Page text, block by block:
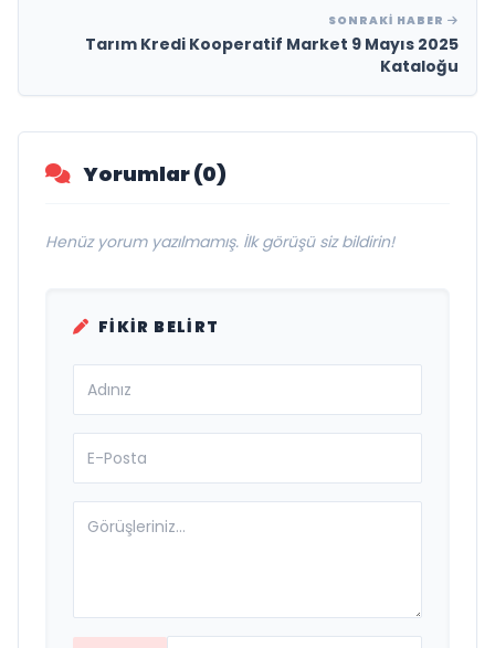
SONRAKI HABER
Tarım Kredi Kooperatif Market 9 Mayıs 2025
Kataloğu
Yorumlar (0)
Henüz yorum yazılmamış. İlk görüşü siz bildirin!
FIKIR BELIRT